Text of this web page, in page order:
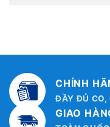
CHÍNH
ĐẦY ĐỦ CO,
GIAO